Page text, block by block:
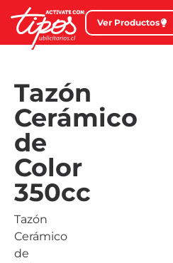
Ver Productos
Tazón
Cerámico
de
Color
350cc
Tazón
Cerámico
de